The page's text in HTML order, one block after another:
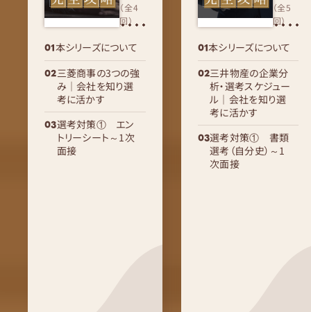
（全4
回）
本シリーズについて
三菱商事の3つの強
み｜会社を知り選
考に活かす
選考対策① エン
トリーシート～1次
面接
（全5
回）
本シリーズについて
三井物産の企業分
析・選考スケジュー
ル｜会社を知り選
考に活かす
選考対策① 書類
選考（自分史）～1
次面接